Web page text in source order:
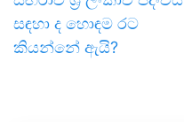
සඳහා ද හොඳම රට
කියන්නේ ඇයි?